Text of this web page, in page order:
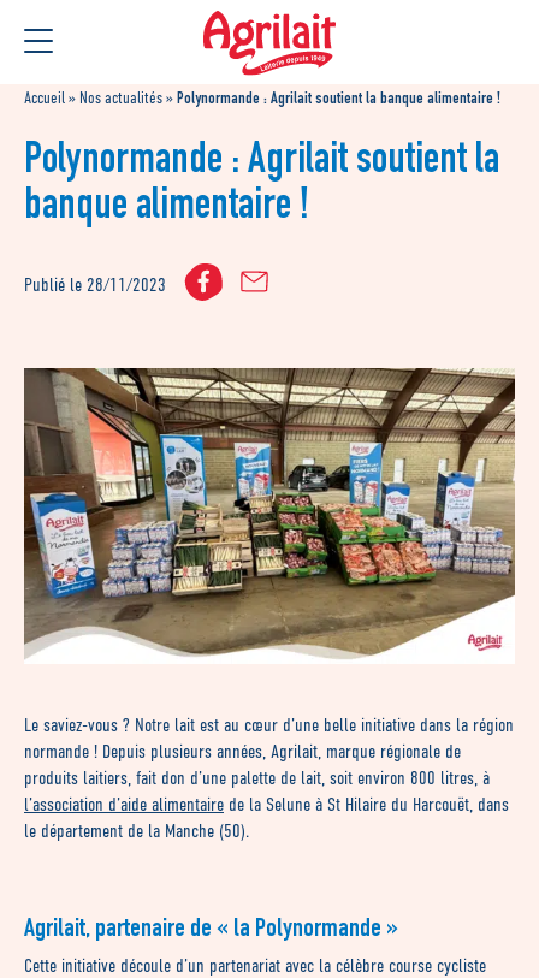
au
contenu
Accueil » Nos actualités»Polynormande : Agrilait soutient la banque alimentaire !
Polynormande : Agrilait soutient la
banque alimentaire !
Publié le 28/11/2023
Le saviez-vous ? Notre lait est au cœur d’une belle initiative dans la région
normande ! Depuis plusieurs années, Agrilait, marque régionale de
produits laitiers, fait don d’une palette de lait, soit environ 800 litres, à
l’association d’aide alimentaire de la Selune à St Hilaire du Harcouët, dans
le département de la Manche (50).
Agrilait, partenaire de « la Polynormande »
Cette initiative découle d’un partenariat avec la célèbre course cycliste